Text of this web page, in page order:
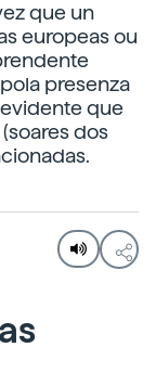
que un
europeas ou
presenza
que
dos